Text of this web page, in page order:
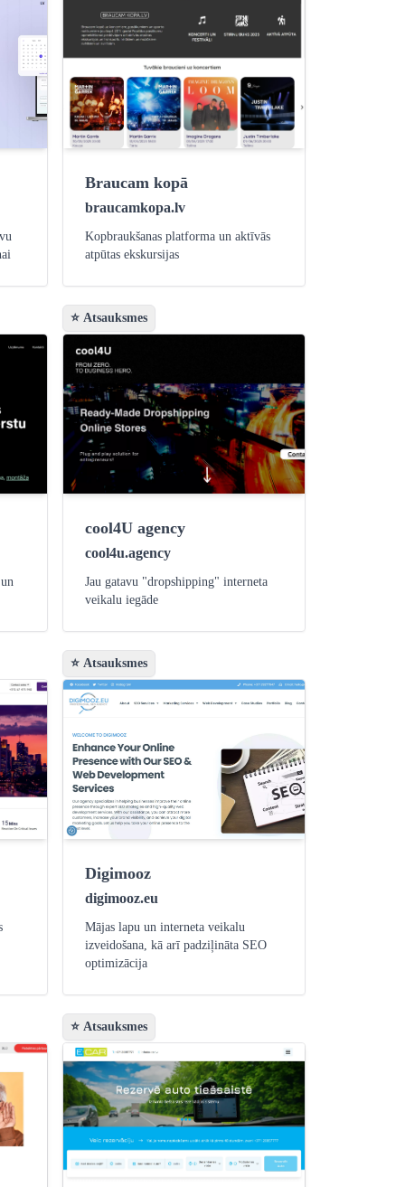
Braucam kopā
braucamkopa.lv
Kopbraukšanas platforma un aktīvās
atpūtas ekskursijas
⭐ Atsauksmes
cool4U agency
cool4u.agency
Jau gatavu "dropshipping" interneta
veikalu iegāde
⭐ Atsauksmes
Digimooz
digimooz.eu
Mājas lapu un interneta veikalu
izveidošana, kā arī padziļināta SEO
optimizācija
⭐ Atsauksmes